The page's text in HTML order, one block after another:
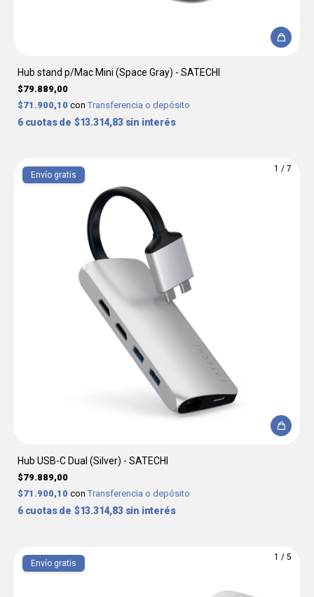
Hub stand p/Mac Mini (Space Gray) - SATECHI
$79.889,00
$71.900,10 con Transferencia o depósito
6 $13.314,83 sin interés
1 / 7
Envío gratis
Hub USB-C Dual (Silver) - SATECHI
$79.889,00
$71.900,10 con Transferencia o depósito
6 $13.314,83 sin interés
1 / 5
Envío gratis